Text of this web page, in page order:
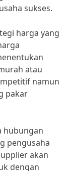
sukses.
harga yang
atau
namun
pakar
hubungan
pengusaha
akan
dengan